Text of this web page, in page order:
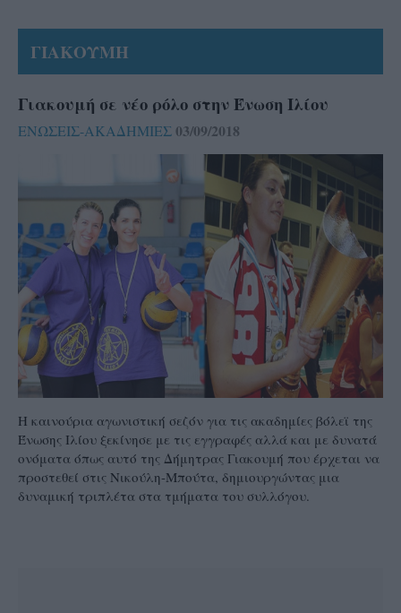
ΓΙΑΚΟΥΜΗ
Γιακουμή σε νέο ρόλο στην Ένωση Ιλίου
ΕΝΩΣΕΙΣ-ΑΚΑΔΗΜΙΕΣ 03/09/2018
Η καινούρια αγωνιστική σεζόν για τις ακαδημίες βόλεϊ της
Ένωσης Ιλίου ξεκίνησε με τις εγγραφές αλλά και με δυνατά
ονόματα όπως αυτό της Δήμητρας Γιακουμή που έρχεται να
προστεθεί στις Νικούλη-Μπούτα, δημιουργώντας μια
δυναμική τριπλέτα στα τμήματα του συλλόγου.